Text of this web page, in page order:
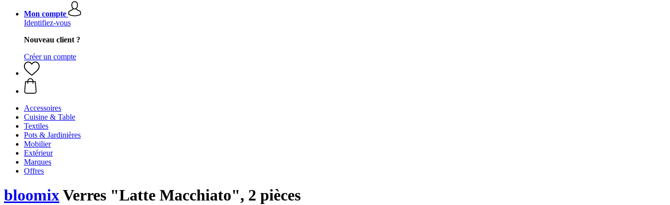
Mon compte
Identifiez-vous
Nouveau client ?
Créer un compte
Accessoires
Cuisine & Table
Textiles
Pots & Jardinières
Mobilier
Extérieur
Marques
Offres
bloomixVerres "Latte Macchiato", 2 pièces